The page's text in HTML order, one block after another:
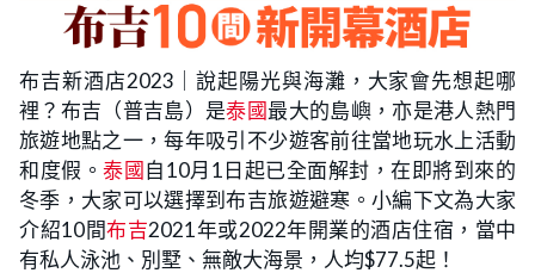
布吉新酒店2023｜說起陽光與海灘，大家會先想起哪
裡？布吉（普吉島）是泰國最大的島嶼，亦是港人熱門
旅遊地點之一，每年吸引不少遊客前往當地玩水上活動
和度假。泰國自10月1日起已全面解封，在即將到來的
冬季，大家可以選擇到布吉旅遊避寒。小編下文為大家
介紹10間布吉2021年或2022年開業的酒店住宿，當中
有私人泳池、別墅、無敵大海景，人均$77.5起！